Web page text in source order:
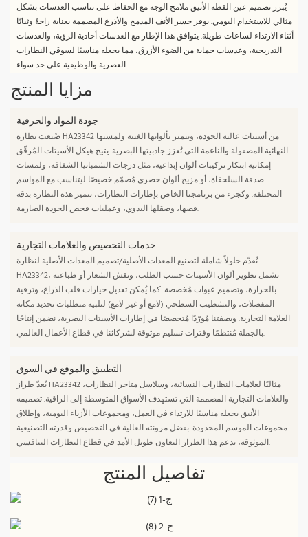
يُبرز تصميم عين القطة الأنيق ملامح الوجه مع الحفاظ على تناسب العدسات بشكل
مثالي للاستخدام اليومي. يوفر جسر الأنف المدمج والأذرع المصممة بعناية راحةً وثباتًا
أثناء الارتداء لساعات طويلة. يتوافق هذا الإطار مع العدسات أحادية الرؤية، والعدسات
التدريجية، وعدسات حماية من الضوء الأزرق، مما يجعله مناسبًا لسوقي النظارات
العصرية والوظيفية على حد سواء.
مزايا المنتج
جودة المواد والحرفية
صُنعت نظارة HA23342 من أسيتات عالية الجودة، وتتميز بألوانها الغنية ولمستها
النهائية المصقولة والناعمة التي تُعزز جاذبيتها البصرية. يتيح هيكل الأسيتات المُرقّق
إمكانية ابتكار تركيبات ألوان إبداعية، مثل درجات الشمبانيا الشفافة، ولمسات
صدفة السلحفاة، أو مزيج ألوان حصري مُصمّم خصيصًا ليتناسب مع المواسم
المختلفة. وكجزء من برنامجنا الخاص بإطارات النظارات، تتميز هذه النظارة بدقة
قصها، وصقلها اليدوي، وعمليات فحص الجودة الصارمة.
خدمات التخصيص والعلامات التجارية
نُقدّم حلولاً شاملة لتصنيع المعدات الأصلية/تصميم المعدات الأصلية لنظارة
HA23342، تشمل تطوير ألوان الأسيتات حسب الطلب، ونقش الشعار أو طباعته
بالحرارة، وتصميم عبوات مُخصصة. كما يُمكن تعديل خيارات قلب الذراع، وترقية
المفصلات، والتشطيب السطحي (لامع أو غير لامع) لتلبية متطلبات تحديد مكانة
العلامة التجارية. وبصفتنا مُورّدًا مُتخصصًا في إطارات الأسيتات البصرية، نضمن إنتاجًا
بالجملة مُنتظمًا وفترات تسليم موثوقة لشركائنا في قطاع الأعمال العالمي.
التطبيق والموقع في السوق
يُعدّ طراز HA23342 مثاليًا لعلامات النظارات النسائية، وسلاسل متاجر النظارات،
والعلامات التجارية المصممة التي تستهدف الأسواق المتوسطة إلى الراقية. تصميمه
الأنيق يجعله مناسبًا للارتداء في العمل، ومجموعات الأزياء اليومية، وإطلاق
مجموعات الموسم المحدودة. بفضل مرونته العالية في التخصيص وقدرته التصنيعية
الموثوقة، يدعم هذا الطراز التعاون طويل الأمد في قطاع النظارات التنافسي.
تفاصيل المنتج